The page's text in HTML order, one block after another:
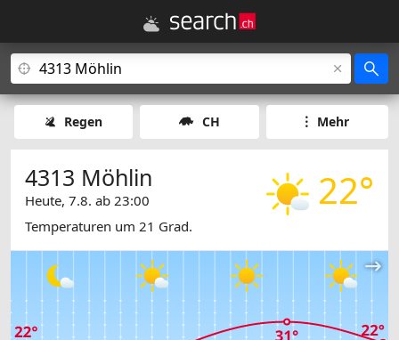
Regen CH Mehr
22°
4313 Möhlin
Heute, 7.8. ab 23:00
Temperaturen um 21 Grad.